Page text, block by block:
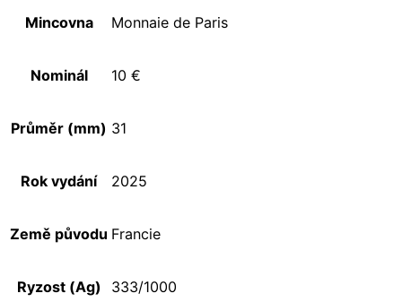
Mincovna Monnaie de Paris
Nominál 10 €
Průměr (mm) 31
Rok vydání 2025
Země původu Francie
Ryzost (Ag) 333/1000